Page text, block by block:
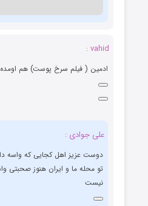
vahid :
ادمین ( فیلم سرخ پوست) هم اومده
علی جوادی :
دوست عزیز اهل کجایی که واسه
تو محله ما و ایران هنوز
نیست